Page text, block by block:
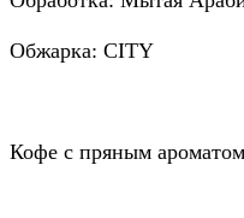
Обжарка: CITY
Кофе с пряным